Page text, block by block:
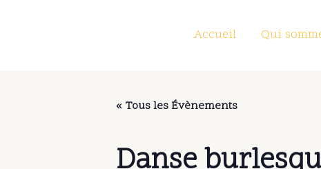
Accueil Qui
« Tous les Évènements